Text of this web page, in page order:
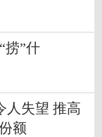
捞”什
人失望 推高
额